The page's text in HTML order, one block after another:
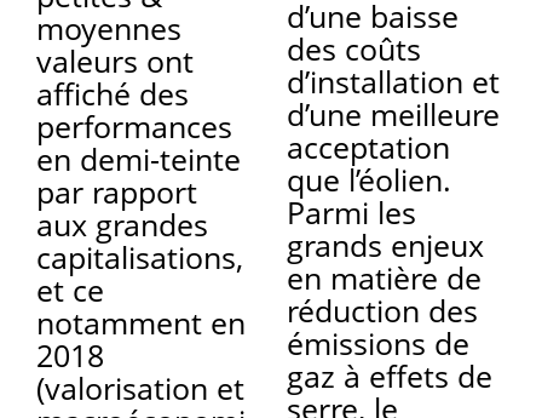
moyennes
valeurs ont
affiché des
performances
en demi-teinte
par rapport
aux grandes
capitalisations,
et ce
notamment en
2018
(valorisation et
d’une baisse
des coûts
d’installation et
d’une meilleure
acceptation
que l’éolien.
Parmi les
grands enjeux
en matière de
réduction des
émissions de
gaz à effets de
serre, le